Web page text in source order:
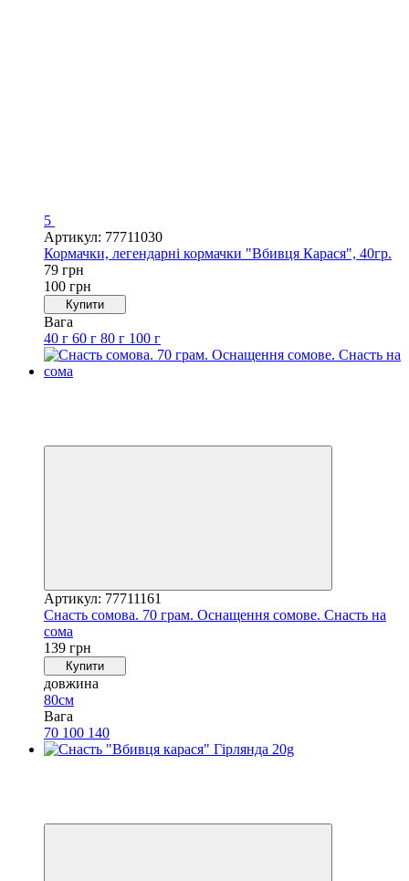
5
Артикул: 77711030
Кормачки, легендарні кормачки "Вбивця Карася", 40гр.
79 грн
100 грн
Купити
Вага
40 г 60 г 80 г 100 г
Артикул: 77711161
Снасть сомова. 70 грам. Оснащення сомове. Снасть на
сома
139 грн
Купити
довжина
80см
Вага
70 100 140